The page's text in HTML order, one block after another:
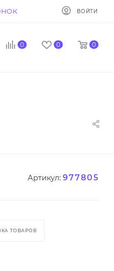
ВОЙТИ
0 0 0
Артикул: 977805
ТОВАРОВ